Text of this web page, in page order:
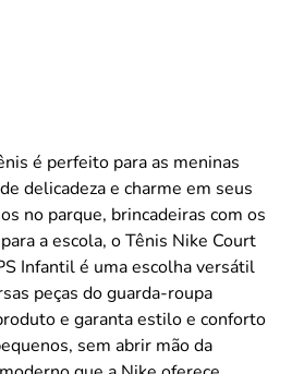
é perfeito para as meninas
delicadeza e charme em seus
no parque, brincadeiras com os
a escola, o Tênis Nike Court
Infantil é uma escolha versátil
peças do guarda-roupa
e garanta estilo e conforto
sem abrir mão da